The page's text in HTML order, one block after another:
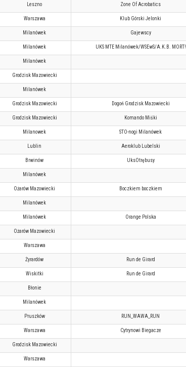
Leszno Zone Of Acrobatics
Warszawa Klub Górski Jelonki
Milanówek Gajewscy
Milanówek UKS MTE Milanówek/WSEwS/A.K.B. MORT!
Milanówek
Grodzisk Mazowiecki
Milanówek
Grodzisk Mazowiecki Dogoń Grodzisk Mazowiecki
Grodzisk Mazowiecki Komando Miśki
Milanowek STO-nogi Milanówek
Lublin Aeroklub Lubelski
Brwinów UksOtrębusy
Milanówek
Ożarów Mazowiecki Boczkiem boczkiem
Milanówek
Milanówek Orange Polska
Ożarów Mazowiecki
Warszawa
Żyrardów Run de Girard
Wiskitki Run de Girard
Błonie
Milanówek
Pruszków RUN_WAWA_RUN
Warszawa Cytrynowi Biegacze
Grodzisk Mazowiecki
Warszawa